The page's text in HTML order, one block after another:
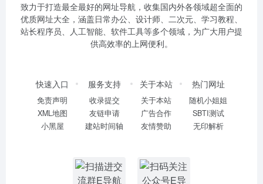
致力于打造最全最好的网址导航，收集国内外各领域超全面的
优质网址大全，涵盖日常办公、设计师、二次元、学习教程、
站长程序员、人工智能、软件工具等多个领域，为广大用户提
供高效率的上网便利。
快速入口
免责声明
XML地图
小黑屋
服务支持
收录提交
友链申请
建站时间轴
关于本站
关于本站
广告合作
友情赞助
热门网址
随机小姐姐
SBTI测试
无印解析